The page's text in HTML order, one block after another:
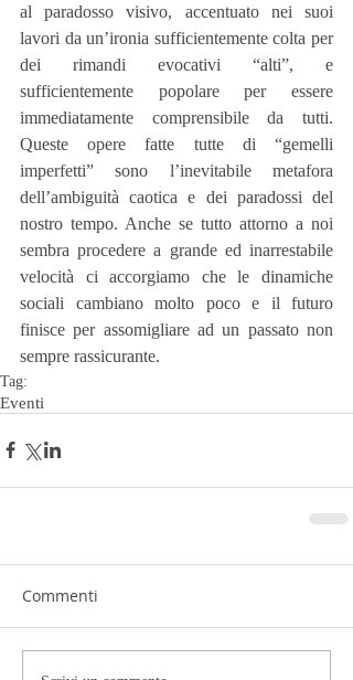
al paradosso visivo, accentuato nei suoi
lavori da un’ironia sufficientemente colta per
dei rimandi evocativi “alti”, e
sufficientemente popolare per essere
immediatamente comprensibile da tutti.
Queste opere fatte tutte di “gemelli
imperfetti” sono l’inevitabile metafora
dell’ambiguità caotica e dei paradossi del
nostro tempo. Anche se tutto attorno a noi
sembra procedere a grande ed inarrestabile
velocità ci accorgiamo che le dinamiche
sociali cambiano molto poco e il futuro
finisce per assomigliare ad un passato non
sempre rassicurante.
Tag:
Eventi
Commenti